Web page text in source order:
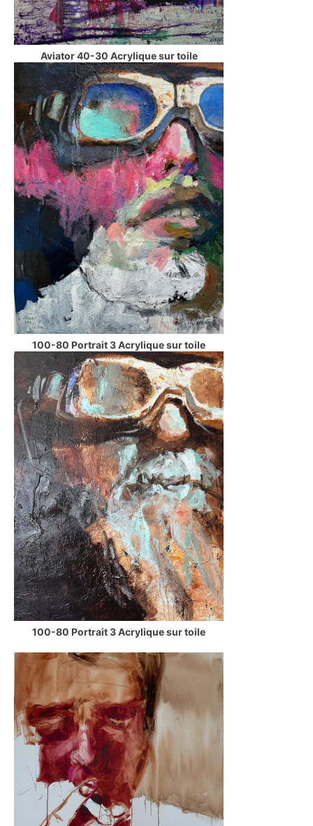
Aviator 40-30 Acrylique sur toile
100-80 Portrait 3 Acrylique sur toile
100-80 Portrait 3 Acrylique sur toile